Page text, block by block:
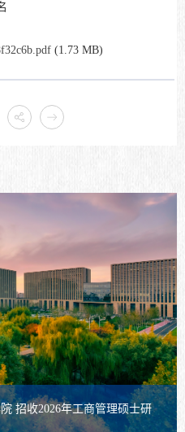
(1.73 MB)
招收2026年工商管理硕士研